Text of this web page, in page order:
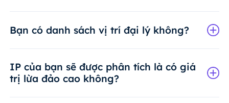
Bạn có danh sách vị trí đại lý không?
IP của bạn sẽ được phân tích là có giá
trị lừa đảo cao không?